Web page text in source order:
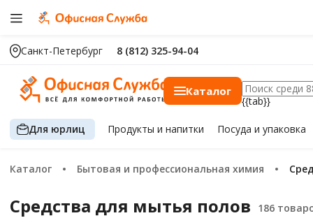
Санкт-Петербург 8 (812) 325-94-04
Каталог
{{tab}}
Для юрлиц Продуктыи напитки Посуда и упаковка
Каталог Бытовая и профессиональная химия
Средства для мытья полов